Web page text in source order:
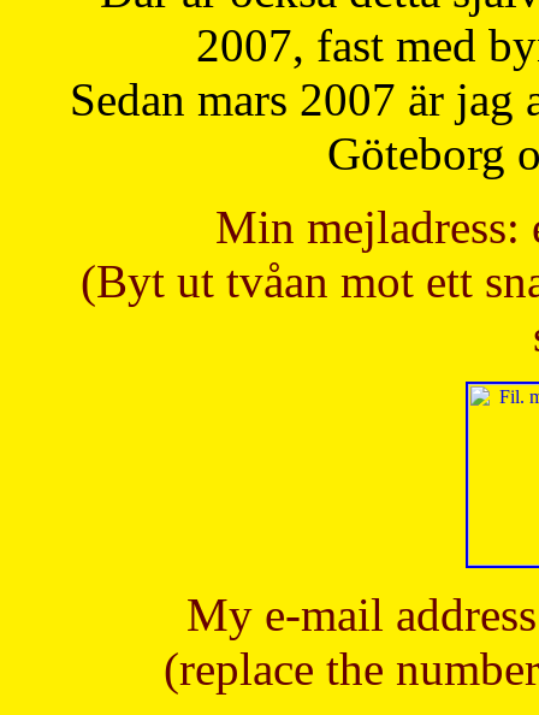
2007, fast med
Sedan mars 2007 är
Göteborg
Min mejladress:
(Byt ut tvåan mot ett
My e-mail
(replace the